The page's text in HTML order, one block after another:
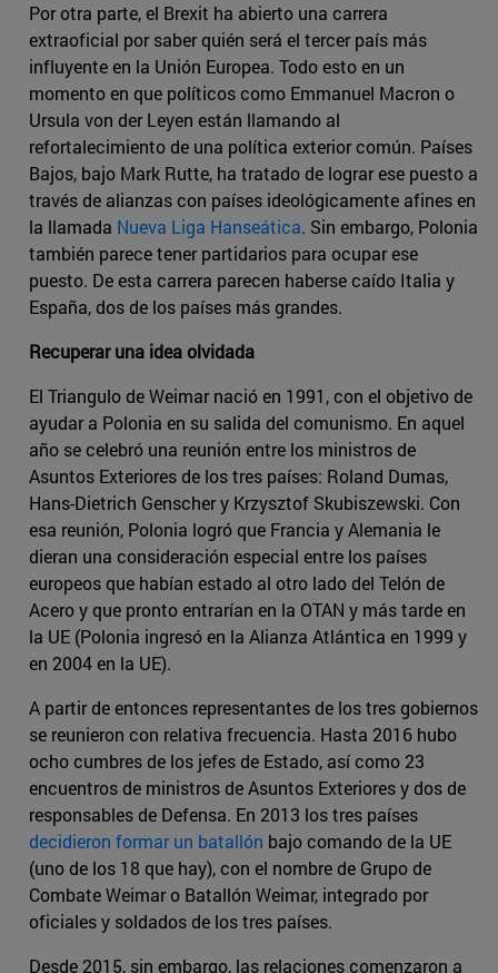
Por otra parte, el Brexit ha abierto una carrera
extraoficial por saber quién será el tercer país más
influyente en la Unión Europea. Todo esto en un
momento en que políticos como Emmanuel Macron o
Ursula von der Leyen están llamando al
refortalecimiento de una política exterior común. Países
Bajos, bajo Mark Rutte, ha tratado de lograr ese puesto a
través de alianzas con países ideológicamente afines en
la llamada Nueva Liga Hanseática. Sin embargo, Polonia
también parece tener partidarios para ocupar ese
puesto. De esta carrera parecen haberse caído Italia y
España, dos de los países más grandes.
Recuperar una idea olvidada
El Triangulo de Weimar nació en 1991, con el objetivo de
ayudar a Polonia en su salida del comunismo. En aquel
año se celebró una reunión entre los ministros de
Asuntos Exteriores de los tres países: Roland Dumas,
Hans-Dietrich Genscher y Krzysztof Skubiszewski. Con
esa reunión, Polonia logró que Francia y Alemania le
dieran una consideración especial entre los países
europeos que habían estado al otro lado del Telón de
Acero y que pronto entrarían en la OTAN y más tarde en
la UE (Polonia ingresó en la Alianza Atlántica en 1999 y
en 2004 en la UE).
A partir de entonces representantes de los tres gobiernos
se reunieron con relativa frecuencia. Hasta 2016 hubo
ocho cumbres de los jefes de Estado, así como 23
encuentros de ministros de Asuntos Exteriores y dos de
responsables de Defensa. En 2013 los tres países
decidieron formar un batallón bajo comando de la UE
(uno de los 18 que hay), con el nombre de Grupo de
Combate Weimar o Batallón Weimar, integrado por
oficiales y soldados de los tres países.
Desde 2015, sin embargo, las relaciones comenzaron a